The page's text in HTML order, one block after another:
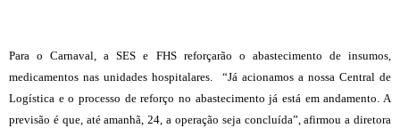
Para o Carnaval, a SES e FHS reforçarão o abastecimento de insumos,
medicamentos nas unidades hospitalares. “Já acionamos a nossa Central de
Logística e o processo de reforço no abastecimento já está em andamento. A
previsão é que, até amanhã, 24, a operação seja concluída”, afirmou a diretora